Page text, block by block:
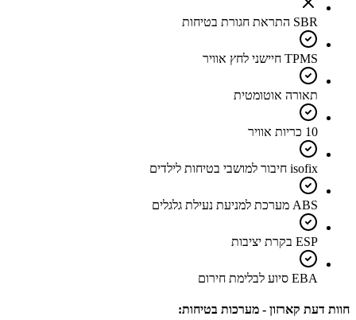
SBR התראת חגורת בטיחות
TPMS חיישני לחץ אוויר
תאורה אוטומטית
10 כריות אוויר
isofix חיבור למושבי בטיחות לילדים
ABS מערכת למניעת נעילת גלגלים
ESP בקרת יציבות
EBA סיוע לבלימת חירום
חוות דעת קארזון - מערכות בטיחות: